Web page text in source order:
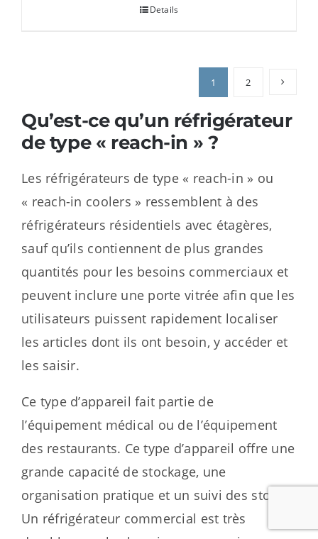
Details
1 2
Qu’est-ce qu’un réfrigérateur
de type « reach-in » ?
Les réfrigérateurs de type « reach-in » ou
« reach-in coolers » ressemblent à des
réfrigérateurs résidentiels avec étagères,
sauf qu’ils contiennent de plus grandes
quantités pour les besoins commerciaux et
peuvent inclure une porte vitrée afin que les
utilisateurs puissent rapidement localiser
les articles dont ils ont besoin, y accéder et
les saisir.
Ce type d’appareil fait partie de
l’équipement médical ou de l’équipement
des restaurants. Ce type d’appareil offre une
grande capacité de stockage, une
organisation pratique et un suivi des stocks.
Un réfrigérateur commercial est très